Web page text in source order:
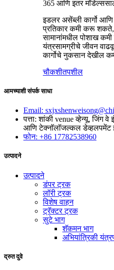
365 आणि इतर
इडलर असेंब्ली कार्गो
प्रतिकार कमी करू शकते,
सामानांमधील पोशाख
यंत्रसामग्रीचे जीवन
कार्गोचे नुकसान देखील
चौकशीतपशील
आमच्याशी संपर्क साधा
Email:
पत्ता: शांकी venue व्हेन्यू, जिंग
आणि टेक्नॉलॉजल्कल डेव्हलपमेंट
फोन: +86 17782538960
उत्पादने
उत्पादने
डंपर ट्रक
लॉरी ट्रक
विशेष वाहन
ट्रॅक्टर ट्रक
सुटे भाग
शॅकमन भाग
अभियांत्रिकी
द्रुत दुवे